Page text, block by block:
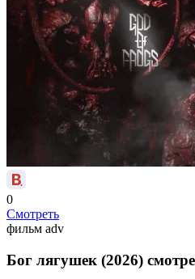
0
Смотреть
фильм adv
Бог лягушек (2026)